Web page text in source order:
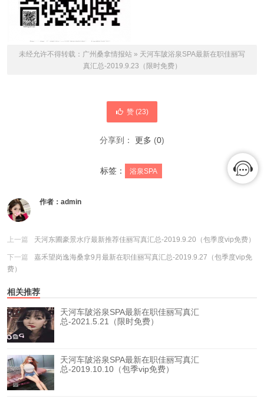
未经允许不得转载： 广州桑拿情报站 » 天河车陂浴泉SPA最新在职佳丽写
真汇总-2019.9.23（限时免费）
赞 (23)
分享到： 更多 (0)
标签： 浴泉SPA
作者： admin
上一篇 天河东圃豪景水疗最新推荐佳丽写真汇总-2019.9.20（包季度vip免费）
下一篇
嘉禾望岗逸海桑拿9月最新在职佳丽写真汇总-2019.9.27（包季度vip免
费）
相关推荐
天河车陂浴泉SPA最新在职佳丽写真汇
总-2021.5.21（限时免费）
天河车陂浴泉SPA最新在职佳丽写真汇
总-2019.10.10（包季vip免费）